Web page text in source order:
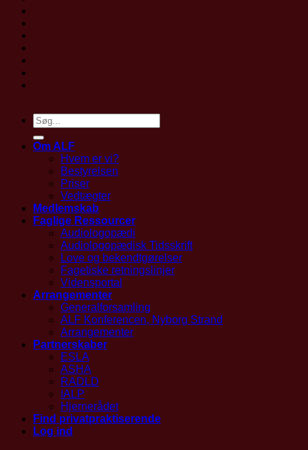
Om ALF
Hvem er vi?
Bestyrelsen
Priser
Vedtægter
Medlemskab
Faglige Ressourcer
Audiologopædi
Audiologopædisk Tidsskrift
Love og bekendtgørelser
Fagetiske retningslinjer
Vidensportal
Arrangementer
Generalforsamling
ALF Konferencen, Nyborg Strand
Arrangementer
Partnerskaber
ESLA
ASHA
RADLD
IALP
Hjernerådet
Find privatpraktiserende
Log ind